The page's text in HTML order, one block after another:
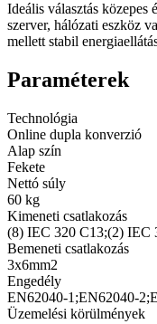
Ideális választás közepes
szerver, hálózati eszköz
mellett stabil
Paraméterek
Technológia
Online dupla konverzió
Alap szín
Fekete
Nettó súly
60 kg
Kimeneti csatlakozás
(8) IEC 320 C13;(2) IEC
Bemeneti csatlakozás
3x6mm2
Engedély
EN62040-1;EN62040-
Üzemelési körülmények